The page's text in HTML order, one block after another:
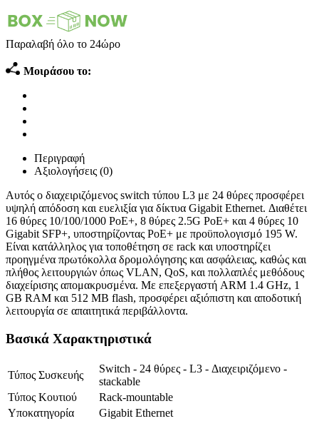
Παραλαβή όλο το 24ώρο
Μοιράσου το:
Περιγραφή
Αξιολογήσεις (0)
Αυτός ο διαχειριζόμενος switch τύπου L3 με 24 θύρες προσφέρει
υψηλή απόδοση και ευελιξία για δίκτυα Gigabit Ethernet. Διαθέτει
16 θύρες 10/100/1000 PoE+, 8 θύρες 2.5G PoE+ και 4 θύρες 10
Gigabit SFP+, υποστηρίζοντας PoE+ με προϋπολογισμό 195 W.
Είναι κατάλληλος για τοποθέτηση σε rack και υποστηρίζει
προηγμένα πρωτόκολλα δρομολόγησης και ασφάλειας, καθώς και
πλήθος λειτουργιών όπως VLAN, QoS, και πολλαπλές μεθόδους
διαχείρισης απομακρυσμένα. Με επεξεργαστή ARM 1.4 GHz, 1
GB RAM και 512 MB flash, προσφέρει αξιόπιστη και αποδοτική
λειτουργία σε απαιτητικά περιβάλλοντα.
Βασικά Χαρακτηριστικά
Τύπος Συσκευής
Switch - 24 θύρες - L3 - Διαχειριζόμενο -
stackable
Τύπος Κουτιού
Rack-mountable
Υποκατηγορία
Gigabit Ethernet